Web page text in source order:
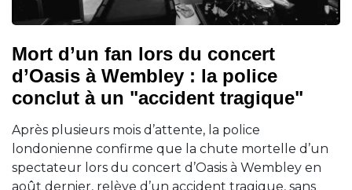
Mort d’un fan lors du concert
d’Oasis à Wembley : la police
conclut à un "accident tragique"
Après plusieurs mois d’attente, la police
londonienne confirme que la chute mortelle d’un
spectateur lors du concert d’Oasis à Wembley en
août dernier, relève d’un accident tragique, sans